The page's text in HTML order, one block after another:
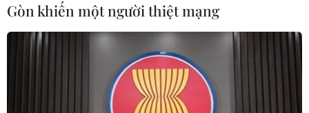
Gòn khiến một người thiệt mạng